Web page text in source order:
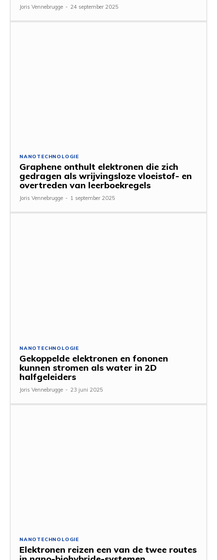
Joris Vennebrugge - 24 september 2025
NANOTECHNOLOGIE
Graphene onthult elektronen die zich
gedragen als wrijvingsloze vloeistof- en
overtreden van leerboekregels
Joris Vennebrugge - 1 september 2025
NANOTECHNOLOGIE
Gekoppelde elektronen en fononen
kunnen stromen als water in 2D
halfgeleiders
Joris Vennebrugge - 23 juni 2025
NANOTECHNOLOGIE
Elektronen reizen een van de twee routes